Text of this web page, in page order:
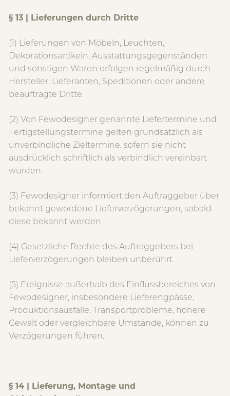
§ 13 | Lieferungen durch Dritte
(1) Lieferungen von Möbeln, Leuchten,
Dekorationsartikeln, Ausstattungsgegenständen
und sonstigen Waren erfolgen regelmäßig durch
Hersteller, Lieferanten, Speditionen oder andere
beauftragte Dritte.
(2) Von Fewodesigner genannte Liefertermine und
Fertigstellungstermine gelten grundsätzlich als
unverbindliche Zieltermine, sofern sie nicht
ausdrücklich schriftlich als verbindlich vereinbart
wurden.
(3) Fewodesigner informiert den Auftraggeber über
bekannt gewordene Lieferverzögerungen, sobald
diese bekannt werden.
(4) Gesetzliche Rechte des Auftraggebers bei
Lieferverzögerungen bleiben unberührt.
(5) Ereignisse außerhalb des Einflussbereiches von
Fewodesigner, insbesondere Lieferengpässe,
Produktionsausfälle, Transportprobleme, höhere
Gewalt oder vergleichbare Umstände, können zu
Verzögerungen führen.
§ 14 | Lieferung, Montage und